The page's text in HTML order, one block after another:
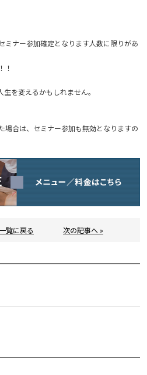
ミナー参加確定となります人数に限りがあ
！
を変えるかもしれません。
場合は、セミナー参加も無効となりますの
一覧に戻る 次の記事へ »